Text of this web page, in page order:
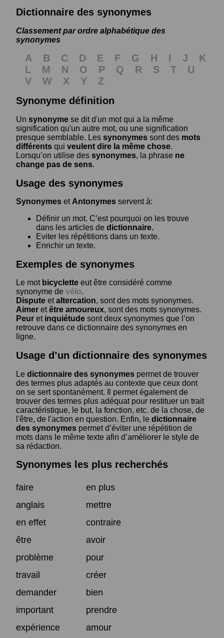
Dictionnaire des synonymes
Classement par ordre alphabétique des
synonymes
A B C D E F G H I J
K
L
M N O P Q R S T
U
V
W X Y
Z
Synonyme définition
Un synonyme se dit d'un mot qui a la même
signification qu'un autre mot, ou une signification
presque semblable. Les synonymes sont des mots
différents qui veulent dire la même chose.
Lorsqu’on utilise des synonymes, la phrase ne
change pas de sens.
Usage des synonymes
Synonymes et Antonymes servent à:
Définir un mot. C’est pourquoi on les trouve
dans les articles de dictionnaire.
Eviter les répétitions dans un texte.
Enrichir un texte.
Exemples de synonymes
Le mot bicyclette eut être considéré comme
synonyme de vélo.
Dispute etaltercation, sont des mots synonymes.
Aimer etêtre amoureux, sont des mots synonymes.
Peur et inquiétude sont deux synonymes que l’on
retrouve dans ce dictionnaire des synonymes en
ligne.
Usage d’un dictionnaire des synonymes
Le dictionnaire des synonymes permet de trouver
des termes plus adaptés au contexte que ceux dont
on se sert spontanément. Il permet également de
trouver des termes plus adéquat pour restituer un trait
caractéristique, le but, la fonction, etc. de la chose, de
l'être, de l'action en question. Enfin, le dictionnaire
des synonymes permet d’éviter une répétition de
mots dans le même texte afin d’améliorer le style de
sa rédaction.
Synonymes les plus recherchés
faire
en plus
anglais
mettre
en effet
contraire
être
avoir
problème
pour
travail
créer
demander
bien
important
prendre
expérience
amour